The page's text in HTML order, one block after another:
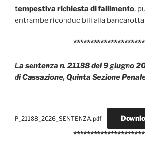
tempestiva richiesta di fallimento,
entrambe riconducibili alla
*********************
La sentenza n. 21188 del 9 giugno
di Cassazione, Quinta Sezione
P_21188_2026_SENTENZA.pdf
*********************